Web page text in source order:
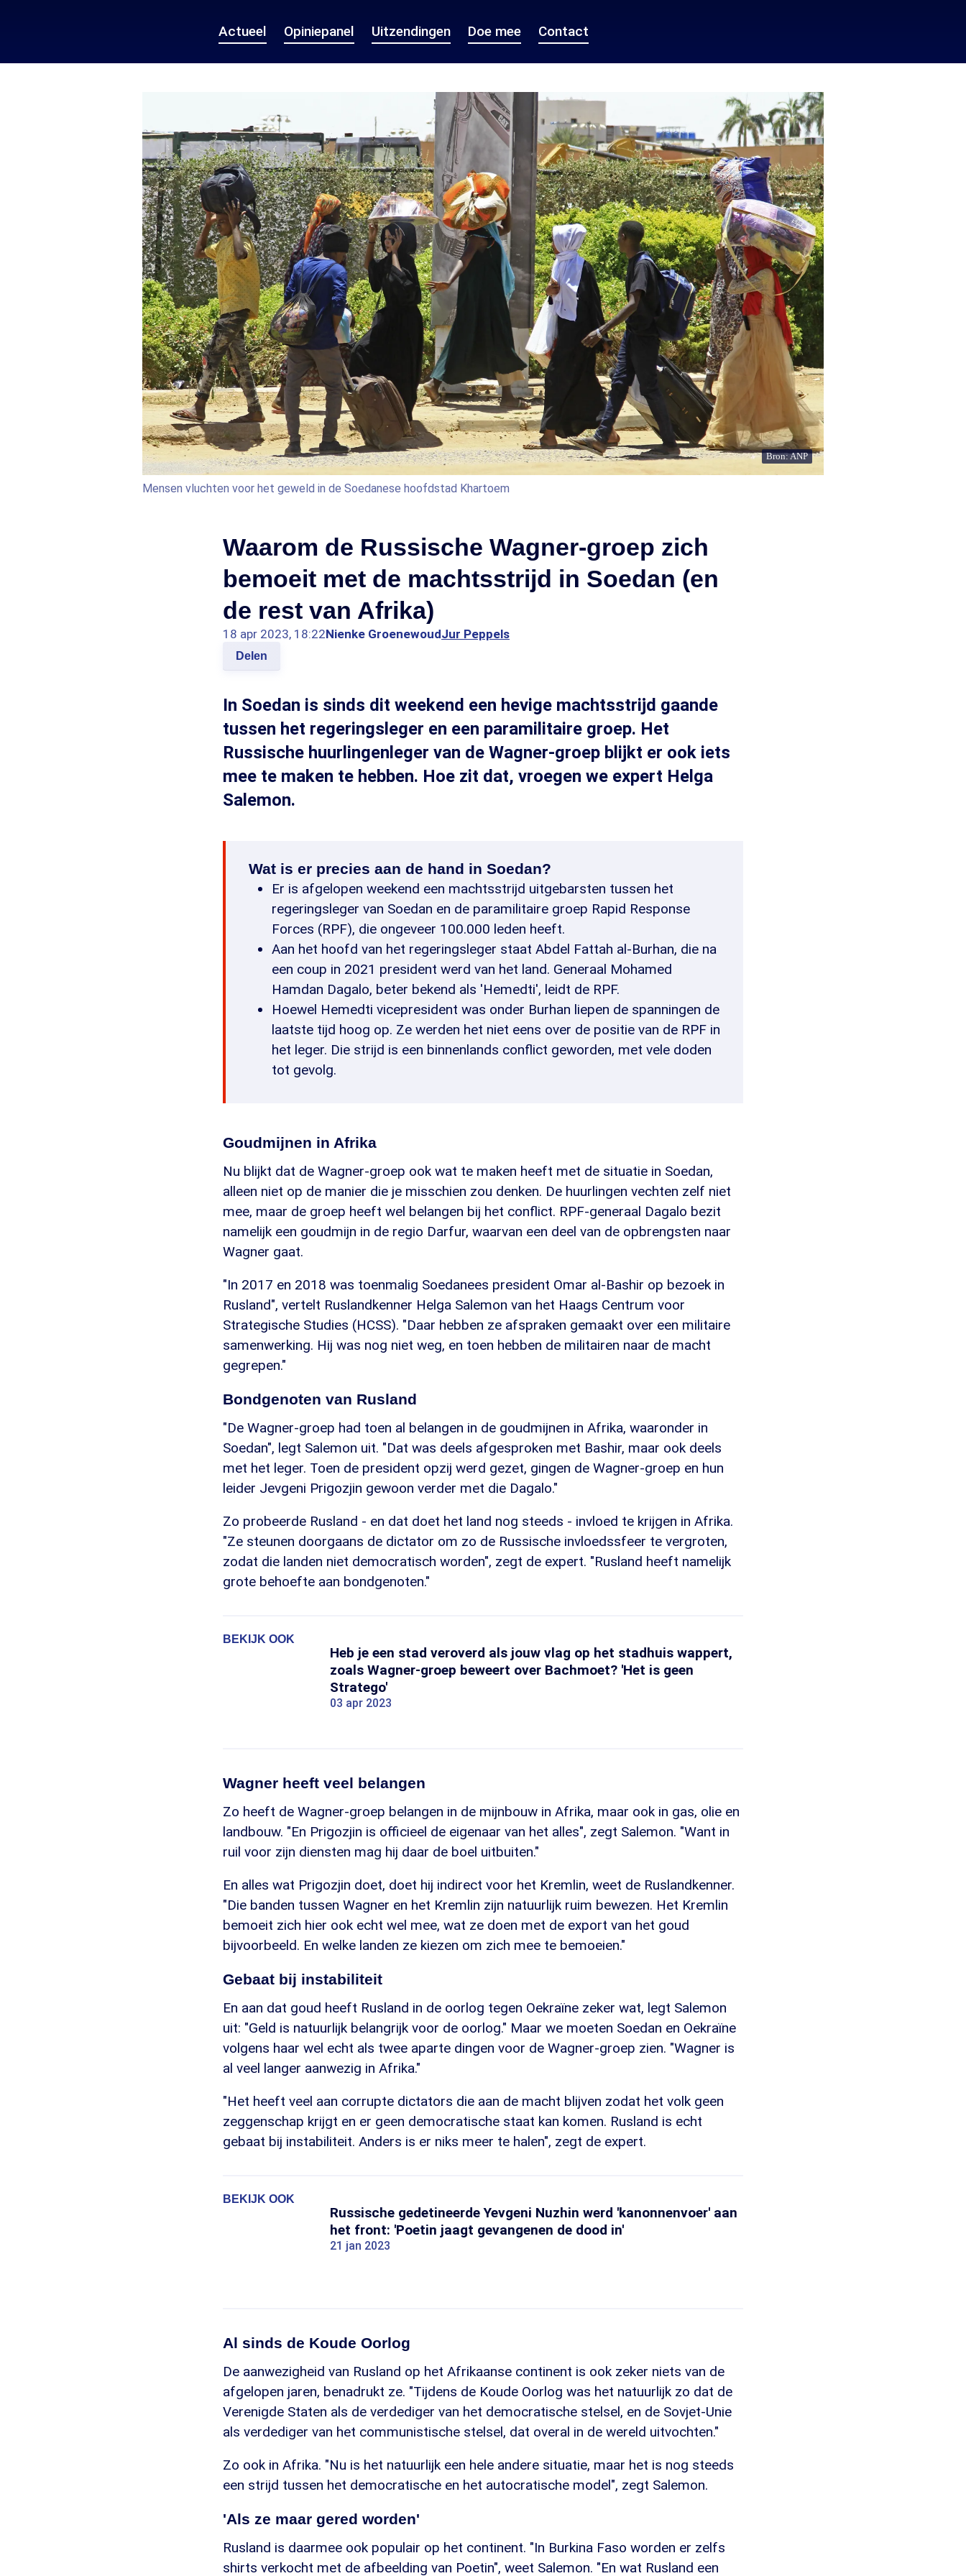
Actueel Opiniepanel Uitzendingen Doe mee Contact
Bron: ANP
Mensen vluchten voor het geweld in de Soedanese hoofdstad Khartoem
Waarom de Russische Wagner-groep zich
bemoeit met de machtsstrijd in Soedan (en
de rest van Afrika)
18 apr 2023, 18:22Nienke GroenewoudJur Peppels
Delen
In Soedan is sinds dit weekend een hevige machtsstrijd gaande
tussen het regeringsleger en een paramilitaire groep. Het
Russische huurlingenleger van de Wagner-groep blijkt er ook iets
mee te maken te hebben. Hoe zit dat, vroegen we expert Helga
Salemon.
Wat is er precies aan de hand in Soedan?
Er is afgelopen weekend een machtsstrijd uitgebarsten tussen het
regeringsleger van Soedan en de paramilitaire groep Rapid Response
Forces (RPF), die ongeveer 100.000 leden heeft.
Aan het hoofd van het regeringsleger staat Abdel Fattah al-Burhan, die na
een coup in 2021 president werd van het land. Generaal Mohamed
Hamdan Dagalo, beter bekend als 'Hemedti', leidt de RPF.
Hoewel Hemedti vicepresident was onder Burhan liepen de spanningen de
laatste tijd hoog op. Ze werden het niet eens over de positie van de RPF in
het leger. Die strijd is een binnenlands conflict geworden, met vele doden
tot gevolg.
Goudmijnen in Afrika
Nu blijkt dat de Wagner-groep ook wat te maken heeft met de situatie in Soedan,
alleen niet op de manier die je misschien zou denken. De huurlingen vechten zelf niet
mee, maar de groep heeft wel belangen bij het conflict. RPF-generaal Dagalo bezit
namelijk een goudmijn in de regio Darfur, waarvan een deel van de opbrengsten naar
Wagner gaat.
"In 2017 en 2018 was toenmalig Soedanees president Omar al-Bashir op bezoek in
Rusland", vertelt Ruslandkenner Helga Salemon van het Haags Centrum voor
Strategische Studies (HCSS). "Daar hebben ze afspraken gemaakt over een militaire
samenwerking. Hij was nog niet weg, en toen hebben de militairen naar de macht
gegrepen."
Bondgenoten van Rusland
"De Wagner-groep had toen al belangen in de goudmijnen in Afrika, waaronder in
Soedan", legt Salemon uit. "Dat was deels afgesproken met Bashir, maar ook deels
met het leger. Toen de president opzij werd gezet, gingen de Wagner-groep en hun
leider Jevgeni Prigozjin gewoon verder met die Dagalo."
Zo probeerde Rusland - en dat doet het land nog steeds - invloed te krijgen in Afrika.
"Ze steunen doorgaans de dictator om zo de Russische invloedssfeer te vergroten,
zodat die landen niet democratisch worden", zegt de expert. "Rusland heeft namelijk
grote behoefte aan bondgenoten."
BEKIJK OOK
Heb je een stad veroverd als jouw vlag op het stadhuis wappert,
zoals Wagner-groep beweert over Bachmoet? 'Het is geen
Stratego'
03 apr 2023
Wagner heeft veel belangen
Zo heeft de Wagner-groep belangen in de mijnbouw in Afrika, maar ook in gas, olie en
landbouw. "En Prigozjin is officieel de eigenaar van het alles", zegt Salemon. "Want in
ruil voor zijn diensten mag hij daar de boel uitbuiten."
En alles wat Prigozjin doet, doet hij indirect voor het Kremlin, weet de Ruslandkenner.
"Die banden tussen Wagner en het Kremlin zijn natuurlijk ruim bewezen. Het Kremlin
bemoeit zich hier ook echt wel mee, wat ze doen met de export van het goud
bijvoorbeeld. En welke landen ze kiezen om zich mee te bemoeien."
Gebaat bij instabiliteit
En aan dat goud heeft Rusland in de oorlog tegen Oekraïne zeker wat, legt Salemon
uit: "Geld is natuurlijk belangrijk voor de oorlog." Maar we moeten Soedan en Oekraïne
volgens haar wel echt als twee aparte dingen voor de Wagner-groep zien. "Wagner is
al veel langer aanwezig in Afrika."
"Het heeft veel aan corrupte dictators die aan de macht blijven zodat het volk geen
zeggenschap krijgt en er geen democratische staat kan komen. Rusland is echt
gebaat bij instabiliteit. Anders is er niks meer te halen", zegt de expert.
BEKIJK OOK
Russische gedetineerde Yevgeni Nuzhin werd 'kanonnenvoer' aan
het front: 'Poetin jaagt gevangenen de dood in'
21 jan 2023
Al sinds de Koude Oorlog
De aanwezigheid van Rusland op het Afrikaanse continent is ook zeker niets van de
afgelopen jaren, benadrukt ze. "Tijdens de Koude Oorlog was het natuurlijk zo dat de
Verenigde Staten als de verdediger van het democratische stelsel, en de Sovjet-Unie
als verdediger van het communistische stelsel, dat overal in de wereld uitvochten."
Zo ook in Afrika. "Nu is het natuurlijk een hele andere situatie, maar het is nog steeds
een strijd tussen het democratische en het autocratische model", zegt Salemon.
'Als ze maar gered worden'
Rusland is daarmee ook populair op het continent. "In Burkina Faso worden er zelfs
shirts verkocht met de afbeelding van Poetin", weet Salemon. "En wat Rusland een